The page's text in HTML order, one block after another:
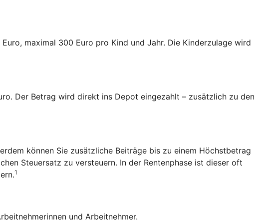
maximal 300 Euro pro Kind und Jahr. Die Kinderzulage wird
Der Betrag wird direkt ins Depot eingezahlt – zusätzlich zu den
können Sie zusätzliche Beiträge bis zu einem Höchstbetrag
Steuersatz zu versteuern. In der Rentenphase ist dieser oft
1
und Arbeitnehmer.